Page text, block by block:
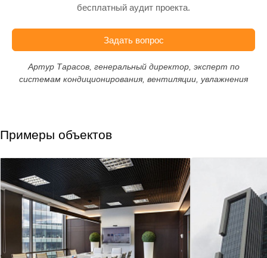
бесплатный аудит проекта.
Задать вопрос
Артур Тарасов, генеральный директор, эксперт по
системам кондиционирования, вентиляции, увлажнения
Примеры объектов